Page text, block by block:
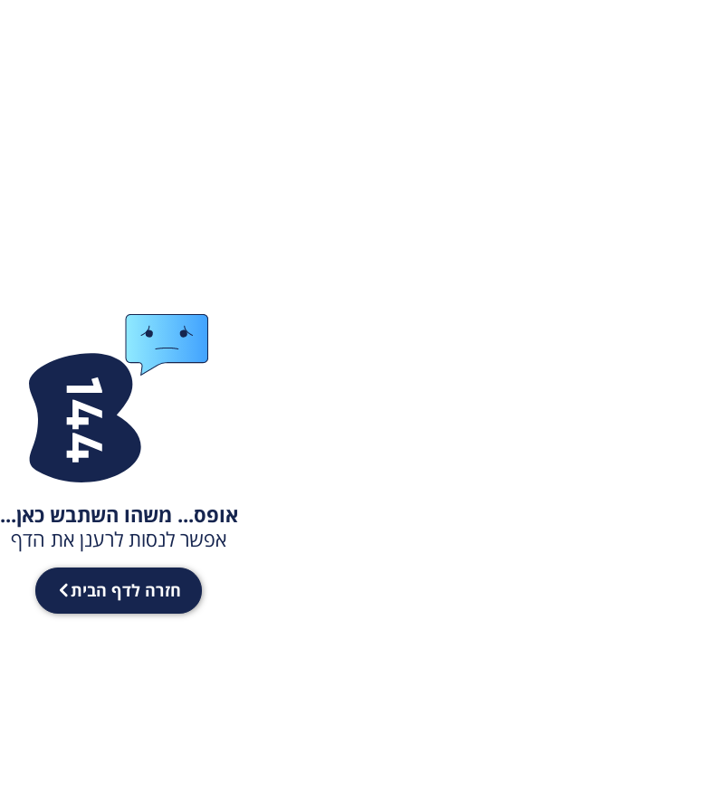
אופס... משהו השתבש כאן...
אפשר לנסות לרענן את הדף
חזרה לדף הבית